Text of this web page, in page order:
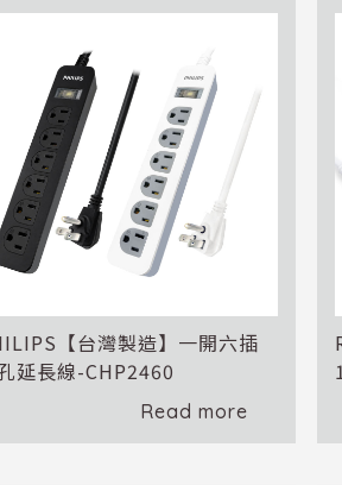
【台灣製造】一開六插
延長線-CHP2460
Read more